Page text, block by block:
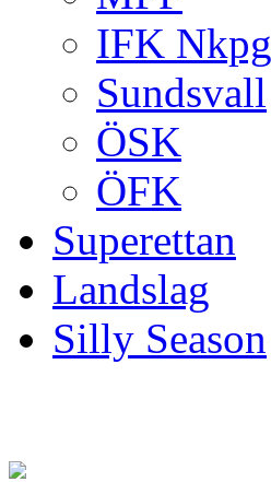
IFK Nkpg
Sundsvall
ÖSK
ÖFK
Superettan
Landslag
Silly Season